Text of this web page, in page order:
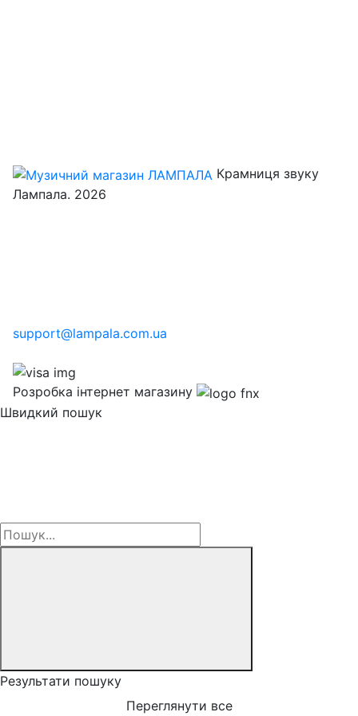
Крамниця звуку
Лампала. 2026
support@lampala.com.ua
Розробка інтернет магазину
Швидкий пошук
Результати пошуку
Переглянути все